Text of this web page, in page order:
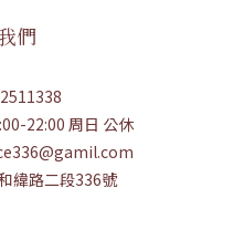
們
22:00 周日 公休
緯路二段336號